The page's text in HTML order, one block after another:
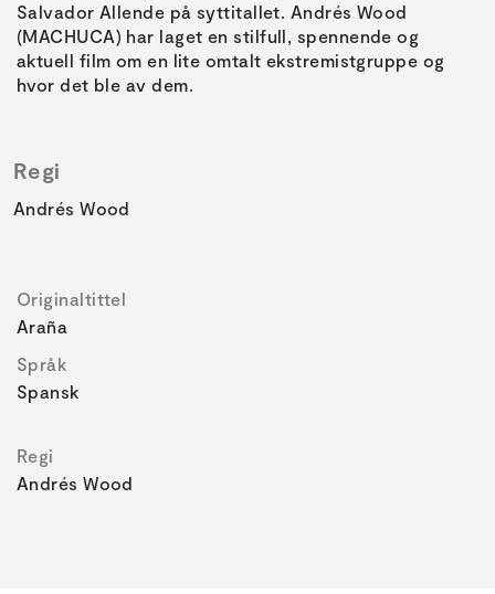
Salvador Allende på syttitallet. Andrés Wood
(MACHUCA) har laget en stilfull, spennende og
aktuell film om en lite omtalt ekstremistgruppe og
hvor det ble av dem.
Regi
Andrés Wood
Originaltittel
Araña
Språk
Spansk
Regi
Andrés Wood